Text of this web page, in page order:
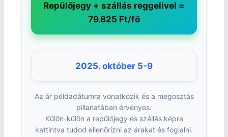
Repülőjegy + szállás reggelivel =
79.825 Ft/fő
2025. október 5-9
Az ár példadátumra vonatkozik és a megosztás
pillanatában érvényes.
Külön-külön a repülőjegy és szállás képre
kattintva tudod ellenőrizni az árakat és foglalni.